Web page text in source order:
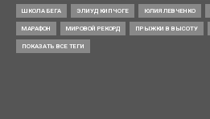
ШКОЛА БЕГА ЭЛИУД КИПЧОГЕ ЮЛИЯ ЛЕВЧЕНКО
МАРАФОН МИРОВОЙ РЕКОРД ПРЫЖКИ В ВЫСОТУ
ПОКАЗАТЬ ВСЕ ТЕГИ